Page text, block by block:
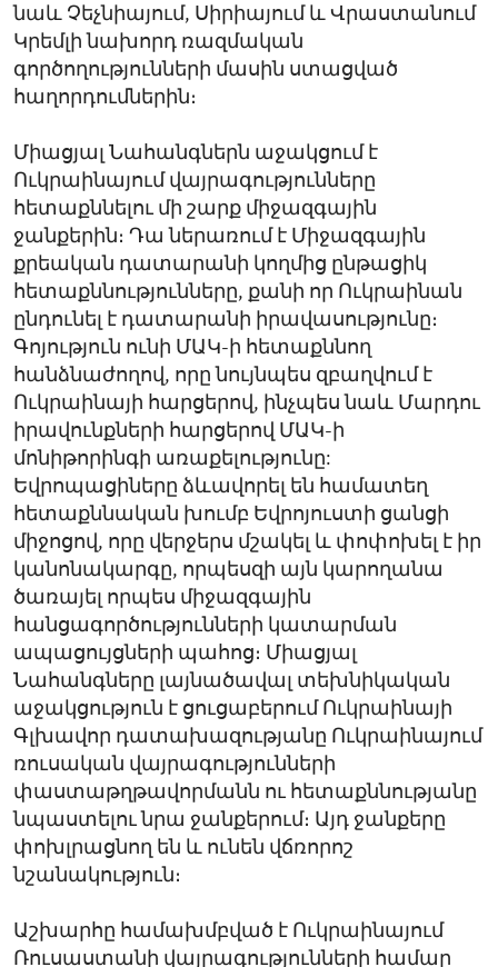
նաև Չեչնիայում, Սիրիայում և Վրաստանում
Կրեմլի նախորդ ռազմական
գործողությունների մասին ստացված
հաղորդումներին։
Միացյալ Նահանգներն աջակցում է
Ուկրաինայում վայրագությունները
հետաքննելու մի շարք միջազգային
ջանքերին։ Դա ներառում է Միջազգային
քրեական դատարանի կողմից ընթացիկ
հետաքննությունները, քանի որ Ուկրաինան
ընդունել է դատարանի իրավասությունը։
Գոյություն ունի ՄԱԿ-ի հետաքննող
հանձնաժողով, որը նույնպես զբաղվում է
Ուկրաինայի հարցերով, ինչպես նաև Մարդու
իրավունքների հարցերով ՄԱԿ-ի
մոնիթորինգի առաքելությունը:
Եվրոպացիները ձևավորել են համատեղ
հետաքննական խումբ Եվրոյուստի ցանցի
միջոցով, որը վերջերս մշակել և փոփոխել է իր
կանոնակարգը, որպեսզի այն կարողանա
ծառայել որպես միջազգային
հանցագործությունների կատարման
ապացույցների պահոց։ Միացյալ
Նահանգները լայնածավալ տեխնիկական
աջակցություն է ցուցաբերում Ուկրաինայի
Գլխավոր դատախազությանը Ուկրաինայում
ռուսական վայրագությունների
փաստաթղթավորմանն ու հետաքննությանը
նպաստելու նրա ջանքերում։ Այդ ջանքերը
փոխլրացնող են և ունեն վճռորոշ
նշանակություն։
Աշխարհը համախմբված է Ուկրաինայում
Ռուսաստանի վայրագությունների համար